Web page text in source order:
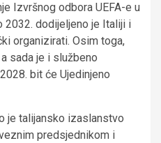
Izvršnog odbora UEFA-e u
2032. dodijeljeno je Italiji i
organizirati. Osim toga,
sada je i službeno
bit će Ujedinjeno
je talijansko izaslanstvo
predsjednikom i